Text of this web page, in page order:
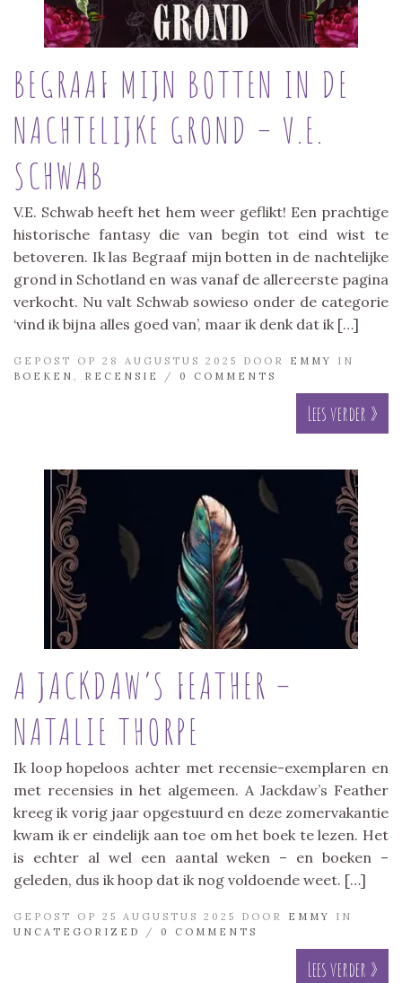
BEGRAAF MIJN BOTTEN IN DE
NACHTELIJKE GROND – V.E.
SCHWAB
V.E. Schwab heeft het hem weer geflikt! Een prachtige
historische fantasy die van begin tot eind wist te
betoveren. Ik las Begraaf mijn botten in de nachtelijke
grond in Schotland en was vanaf de allereerste pagina
verkocht. Nu valt Schwab sowieso onder de categorie
‘vind ik bijna alles goed van’, maar ik denk dat ik […]
GEPOST OP 28 AUGUSTUS 2025 DOOR EMMY
IN
BOEKEN , RECENSIE / 0 COMMENTS
Lees verder »
A JACKDAW’S FEATHER –
NATALIE THORPE
Ik loop hopeloos achter met recensie-exemplaren en
met recensies in het algemeen. A Jackdaw’s Feather
kreeg ik vorig jaar opgestuurd en deze zomervakantie
kwam ik er eindelijk aan toe om het boek te lezen. Het
is echter al wel een aantal weken – en boeken –
geleden, dus ik hoop dat ik nog voldoende weet. […]
GEPOST OP 25 AUGUSTUS 2025 DOOR EMMY
IN
UNCATEGORIZED
/ 0 COMMENTS
Lees verder »